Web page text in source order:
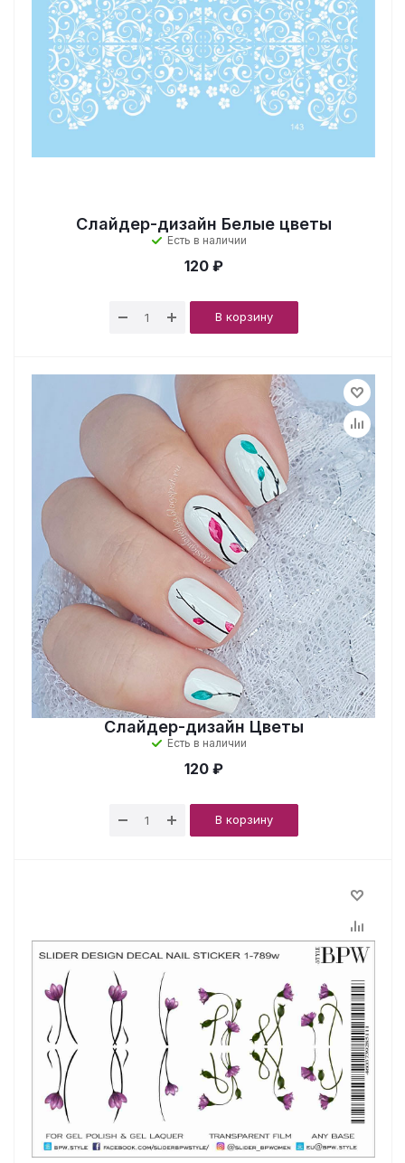
Слайдер-дизайн Белые цветы
Есть в наличии
120 ₽
В корзину
Слайдер-дизайн Цветы
Есть в наличии
120 ₽
В корзину